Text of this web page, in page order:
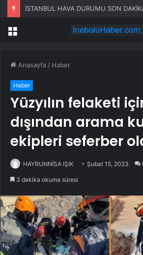
Menü
Anasayfa / Haber
Haber
Yüzyılın felaketi
dışından arama
ekipleri seferber
HAYRUNNİSA IŞIK Şubat 15, 2023
3 dakika okuma süresi